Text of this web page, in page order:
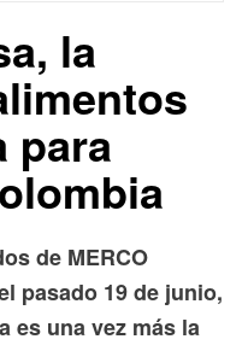
la
para
de MERCO
pasado 19 de junio,
es una vez más la